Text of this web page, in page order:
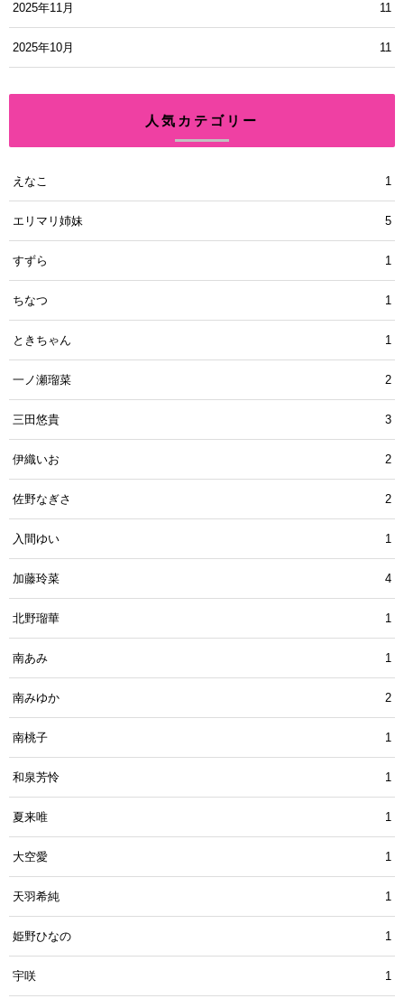
2025年11月 11
2025年10月 11
人気カテゴリー
えなこ 1
エリマリ姉妹 5
すずら 1
ちなつ 1
ときちゃん 1
一ノ瀬瑠菜 2
三田悠貴 3
伊織いお 2
佐野なぎさ 2
入間ゆい 1
加藤玲菜 4
北野瑠華 1
南あみ 1
南みゆか 2
南桃子 1
和泉芳怜 1
夏来唯 1
大空愛 1
天羽希純 1
姫野ひなの 1
宇咲 1